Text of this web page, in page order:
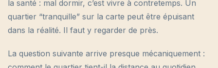
la santé : mal dormir, c’est vivre à contretemps. Un
quartier “tranquille” sur la carte peut être épuisant
dans la réalité. Il faut y regarder de près.
La question suivante arrive presque mécaniquement :